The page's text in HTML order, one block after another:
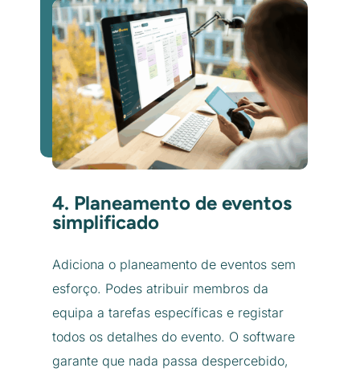
4. Planeamento de eventos
simplificado
Adiciona o planeamento de eventos sem
esforço. Podes atribuir membros da
equipa a tarefas específicas e registar
todos os detalhes do evento. O software
garante que nada passa despercebido,